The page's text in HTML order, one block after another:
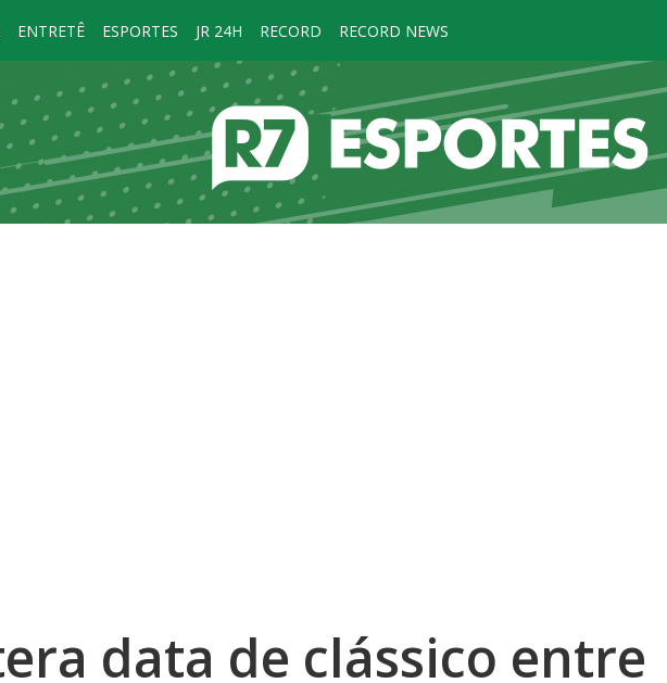
ENTRETÊ ESPORTES JR 24H RECORD RECORD NEWS
data de clássico entre